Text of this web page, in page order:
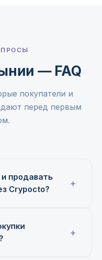
— FAQ
покупатели и
перед первым
продавать
Crypocto?